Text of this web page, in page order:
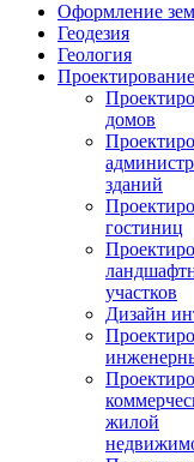
Оформление
Геодезия
Геология
Проектирование
домов
зданий
гостиниц
участков
Дизайн
жилой